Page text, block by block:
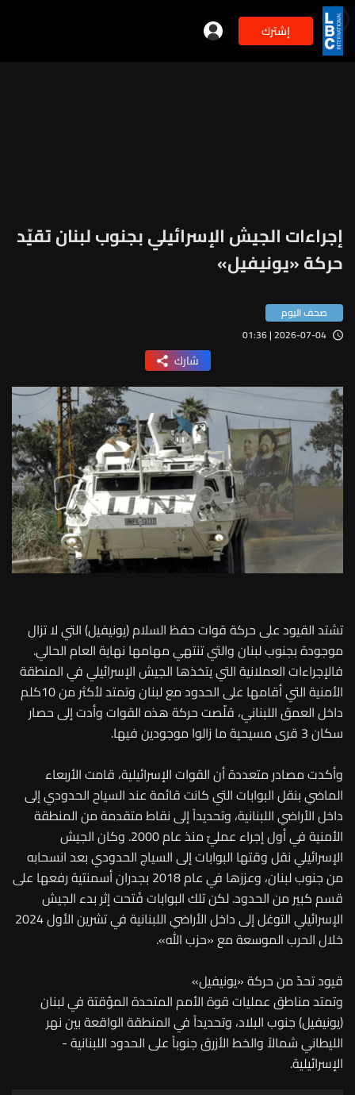
إشترك 3min
إجراءات الجيش الإسرائيلي بجنوب لبنان تقيّد
حركة «يونيفيل»
صحف اليوم
2026-07-04 | 01:36
شارك
تشتد القيود على حركة قوات حفظ السلام (يونيفيل) التي لا تزال
موجودة بجنوب لبنان والتي تنتهي مهامها نهاية العام الحالي.
فالإجراءات العملانية التي يتخذها الجيش الإسرائيلي في المنطقة
الأمنية التي أقامها على الحدود مع لبنان وتمتد لأكثر من 10كلم
داخل العمق اللبناني، قلّصت حركة هذه القوات وأدت إلى حصار
سكان 3 قرى مسيحية ما زالوا موجودين فيها.
وأكدت مصادر متعددة أن القوات الإسرائيلية، قامت الأربعاء
الماضي بنقل البوابات التي كانت قائمة عند السياح الحدودي إلى
داخل الأراضي اللبنانية، وتحديداً إلى نقاط متقدمة من المنطقة
الأمنية في أول إجراء عمليّ منذ عام 2000. وكان الجيش
الإسرائيلي نقل وقتها البوابات إلى السياج الحدودي بعد انسحابه
من جنوب لبنان، وعززها في عام 2018 بجدران أسمنتية رفعها على
قسم كبير من الحدود. لكن تلك البوابات فُتحت إثر بدء الجيش
الإسرائيلي التوغل إلى داخل الأراضي اللبنانية في تشرين الأول 2024
خلال الحرب الموسعة مع «حزب الله».
قيود تحدّ من حركة «يونيفيل»
وتمتد مناطق عمليات قوة الأمم المتحدة المؤقتة في لبنان
(يونيفيل) جنوب البلاد، وتحديداً في المنطقة الواقعة بين نهر
الليطاني شمالاً والخط الأزرق جنوباً على الحدود اللبنانية -
الإسرائيلية.